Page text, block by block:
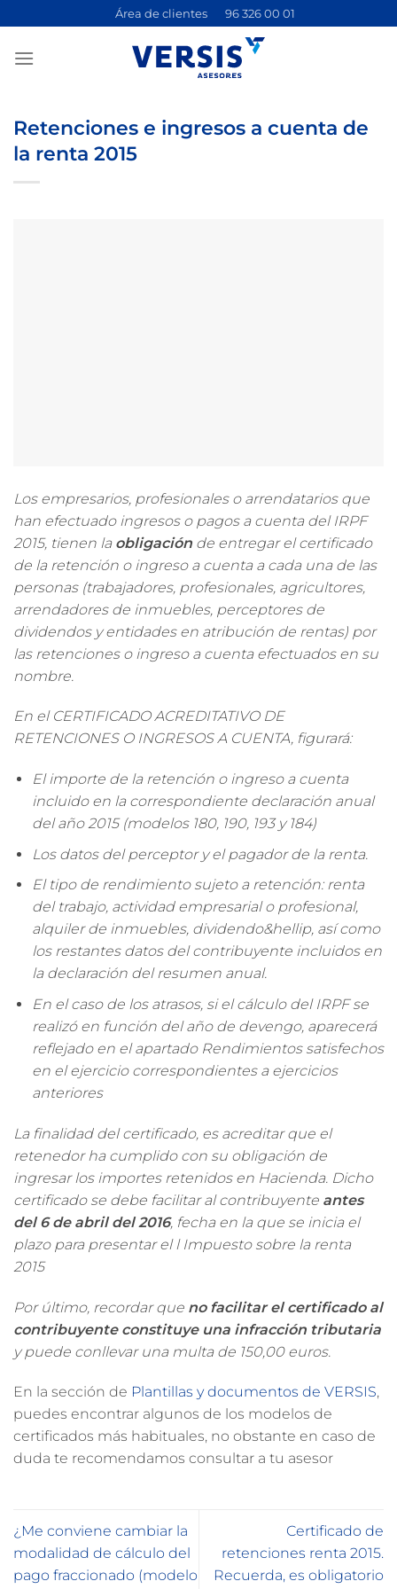
contenido
Área de clientes 96 326 00 01
Retenciones e ingresos a cuenta de
la renta 2015
Los empresarios, profesionales o arrendatarios que
han efectuado ingresos o pagos a cuenta del IRPF
2015, tienen la obligación de entregar el certificado
de la retención o ingreso a cuenta a cada una de las
personas (trabajadores, profesionales, agricultores,
arrendadores de inmuebles, perceptores de
dividendos y entidades en atribución de rentas) por
las retenciones o ingreso a cuenta efectuados en su
nombre.
En el CERTIFICADO ACREDITATIVO DE
RETENCIONES O INGRESOS A CUENTA, figurará:
El importe de la retención o ingreso a cuenta
incluido en la correspondiente declaración anual
del año 2015 (modelos 180, 190, 193 y 184)
Los datos del perceptor y el pagador de la renta.
El tipo de rendimiento sujeto a retención: renta
del trabajo, actividad empresarial o profesional,
alquiler de inmuebles, dividendo&hellip, así como
los restantes datos del contribuyente incluidos en
la declaración del resumen anual.
En el caso de los atrasos, si el cálculo del IRPF se
realizó en función del año de devengo, aparecerá
reflejado en el apartado Rendimientos satisfechos
en el ejercicio correspondientes a ejercicios
anteriores
La finalidad del certificado, es acreditar que el
retenedor ha cumplido con su obligación de
ingresar los importes retenidos en Hacienda. Dicho
certificado se debe facilitar al contribuyente antes
del 6 de abril del 2016, fecha en la que se inicia el
plazo para presentar el l Impuesto sobre la renta
2015
Por último, recordar que no facilitar el certificado al
contribuyente constituye una infracción tributaria
y puede conllevar una multa de 150,00 euros.
En la sección de Plantillas y documentos de VERSIS,
puedes encontrar algunos de los modelos de
certificados más habituales, no obstante en caso de
duda te recomendamos consultar a tu asesor
¿Me conviene cambiar la
modalidad de cálculo del
pago fraccionado (modelo
Certificado de
retenciones renta 2015.
Recuerda, es obligatorio